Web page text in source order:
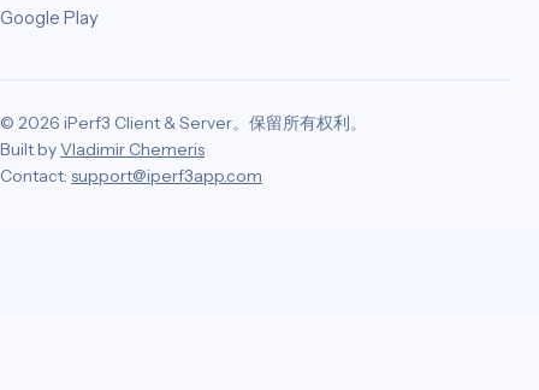
Google Play
© 2026 iPerf3 Client & Server。保留所有权利。
Built byVladimir Chemeris
Contact: support@iperf3app.com